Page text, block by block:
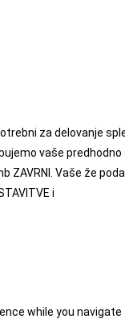
za delovanje
vaše
Vaše že
i
while you